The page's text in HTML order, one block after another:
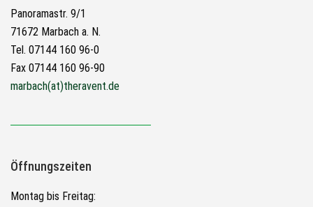
Panoramastr. 9/1
71672 Marbach a. N.
Tel. 07144 160 96-0
Fax 07144 160 96-90
marbach(at)theravent.de
Öffnungszeiten
Montag bis Freitag: